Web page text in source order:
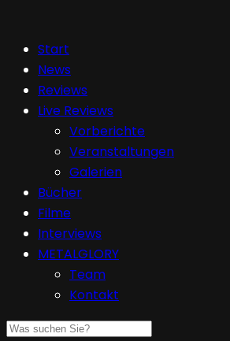
Start
News
Reviews
Live Reviews
Vorberichte
Veranstaltungen
Galerien
Bücher
Filme
Interviews
METALGLORY
Team
Kontakt